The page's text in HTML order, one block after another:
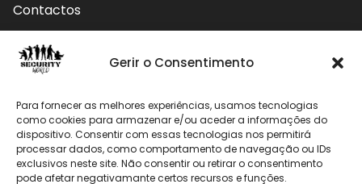
Gerir o Consentimento
Para fornecer as melhores experiências, usamos tecnologias
como cookies para armazenar e/ou aceder a informações do
dispositivo. Consentir com essas tecnologias nos permitirá
processar dados, como comportamento de navegação ou IDs
exclusivos neste site. Não consentir ou retirar o consentimento
pode afetar negativamante certos recursos e funções.
Contactos
Contactos
912 009 740 (Chamada para rede móvel nacional)
geral@securityworld.pt